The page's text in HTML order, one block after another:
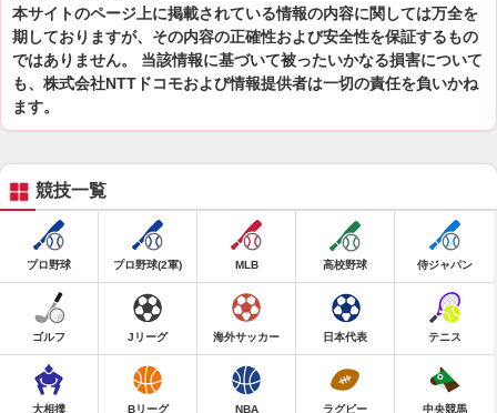
本サイトのページ上に掲載されている情報の内容に関しては万全を
期しておりますが、その内容の正確性および安全性を保証するもの
ではありません。 当該情報に基づいて被ったいかなる損害について
も、株式会社NTTドコモおよび情報提供者は一切の責任を負いかね
ます。
競技一覧
プロ野球 プロ野球(2軍) MLB 高校野球 侍ジャパン
ゴルフ Jリーグ 海外サッカー 日本代表 テニス
大相撲 Bリーグ NBA ラグビー 中央競馬